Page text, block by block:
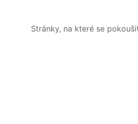
Stránky, na které se